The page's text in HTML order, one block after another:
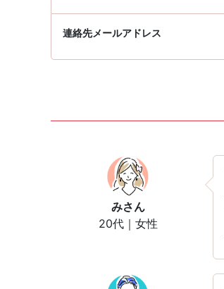
連絡先メールアドレス
みさん
20代｜女性